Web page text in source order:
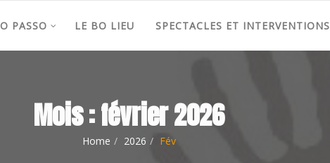
O PASSO LE BO LIEU SPECTACLES ET INTERVENTIONS
Mois :février 2026
Home 2026 Fév